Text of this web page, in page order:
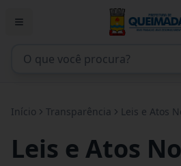
Início Transparência Leis e Atos
Leis e Atos